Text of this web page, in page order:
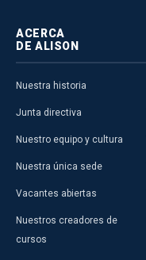
ACERCA
DE ALISON
Nuestra historia
Junta directiva
Nuestro equipo y cultura
Nuestra única sede
Vacantes abiertas
Nuestros creadores de
cursos